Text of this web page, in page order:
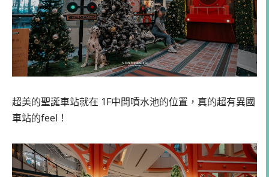
超美的聖誕車站就在 1F中間噴水池的位置，真的超有異國
車站的feel！